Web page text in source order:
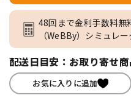
48回まで金利手数料無
（WeBBy）シミュレ
配送日目安：お取り寄せ
お気に入りに追加